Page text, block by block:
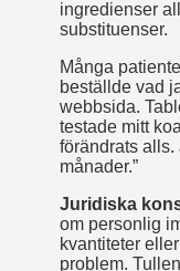
ingredienser
substituenser.
Många
beställde vad
webbsida.
testade mitt
förändrats alls.
månader.”
Juridiska
om personlig
kvantiteter
problem.